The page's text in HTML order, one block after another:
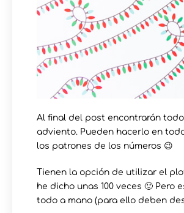
Al final del post encontrarán
adviento. Pueden hacerlo en
los patrones de los números 😉
Tienen la opción de utilizar el
he dicho unas 100 veces 🙂
todo a mano (para ello deben